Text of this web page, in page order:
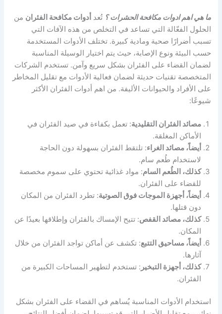
ما هي اهم ادوات مكافحة الحشرات ؟ تُعد أدوات مكافحة الفئران من
الحلول الفعّالة التي تساعد في التخلص من هذه الآفات التي
تسبب أضرارًا صحية ومادية كبيرة. تختلف الأدوات المستخدمة
حسب البيئة ونوع الإصابة، حيث يتم اختيار الوسيلة المناسبة
لضمان القضاء على الفئران بشكل سريع وآمن. تستخدم الشركات
المتخصصة تقنيات حديثة لضمان فعالية الأدوات مع تقليل المخاطر
على الأفراد والحيوانات الأليفة. من اهم أدوات الفئران الأكثر
شيوعًا:
مصائد الفئران التقليدية: تعمل بكفاءة في صيد الفئران في
الأماكن المغلقة.
أيضاً، مصائد الغراء: تلتقط الفئران بسهولة دون الحاجة
لاستخدام طُعم سام.
كذلك، الطُعم السام: مواد غذائية تحتوي على سموم مخصصة
للقضاء على الفئران.
أيضاً، أجهزة الموجات فوق الصوتية: تطرد الفئران من المكان
دون قتلها.
كذلك، مصائد القفص: تتيح الإمساك بالفئران وإطلاقها بعيدًا عن
المكان.
أيضاً، مساحيق التتبع: تكشف عن أماكن تواجد الفئران من خلال
آثارها.
كذلك، أجهزة التبخير : تستخدم لتطهير المساحات الكبيرة من
الفئران.
استخدام الأدوات المناسبة يُساهم في القضاء على الفئران بشكل